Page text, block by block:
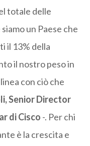
totale delle
un Paese che
il 13% della
il nostro peso in
con ciò che
Senior Director
di Cisco -. Per chi
è la crescita e